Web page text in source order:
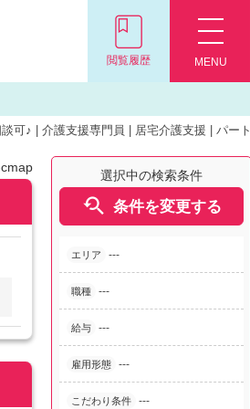
MENU
閲覧履歴
可♪ | 介護支援専門員 | 居宅介護支援 | パート
選択中の検索条件
 条件を変更する
エリア ---
職種 ---
給与 ---
雇用形態 ---
こだわり条件 ---